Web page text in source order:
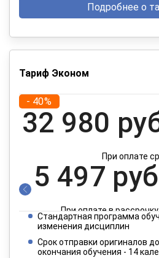
Подробнее о
Тариф Эконом
- 40%
32 980
При оплате
5 497
При оплате в
2 749
Стандартная программа
изменения дисциплин
Срок отправки оригиналов
окончания обучения - 14